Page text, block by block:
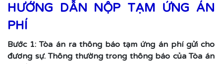
HƯỚNG DẪN NỘP TẠM ỨNG ÁN
PHÍ
Bước 1: Tòa án ra thông báo tạm ứng án phí gửi cho
đương sự. Thông thường trong thông báo của Tòa án